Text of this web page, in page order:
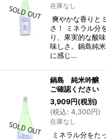
在庫なし
爽やかな香りと
さ！ ミネラル分
り、果実的な酸
味しさ。鍋島純
に感じ…
鍋島 純米吟醸
ご確認ください
3,909円(税別)
(税込: 4,300円)
在庫なし
ミネラル分をた